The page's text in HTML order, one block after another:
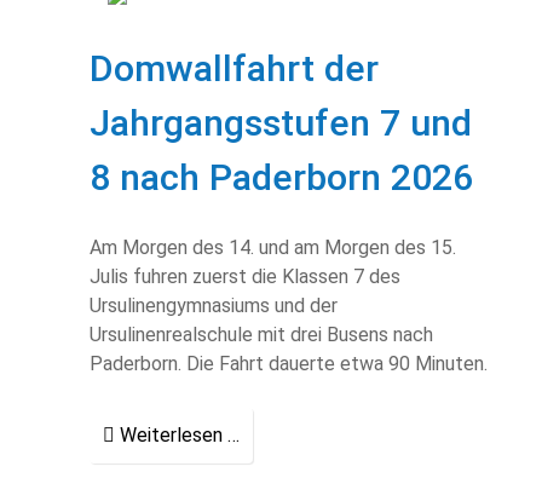
Domwallfahrt der
Jahrgangsstufen 7 und
8 nach Paderborn 2026
Am Morgen des 14. und am Morgen des 15.
Julis fuhren zuerst die Klassen 7 des
Ursulinengymnasiums und der
Ursulinenrealschule mit drei Busens nach
Paderborn. Die Fahrt dauerte etwa 90 Minuten.
Weiterlesen …